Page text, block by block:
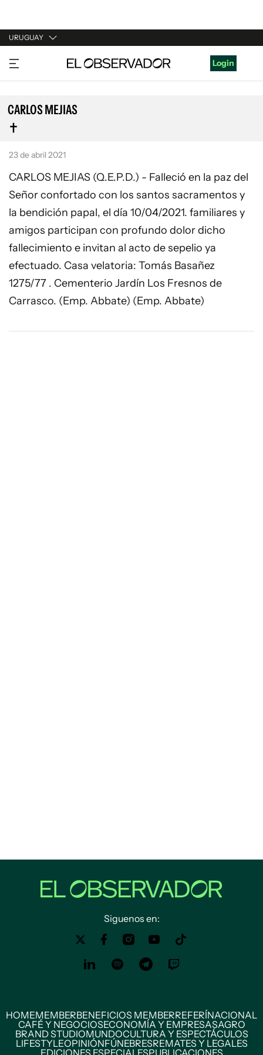
URUGUAY
URUGUAY
ARGENTINA
ESPAÑA
ESTADOS UNIDOS
Login
CARLOS MEJIAS
23 de abril 2021
CARLOS MEJIAS (Q.E.P.D.) - Falleció en la paz del
Señor confortado con los santos sacramentos y
la bendición papal, el día 10/04/2021. familiares y
amigos participan con profundo dolor dicho
fallecimiento e invitan al acto de sepelio ya
efectuado. Casa velatoria: Tomás Basañez
1275/77 . Cementerio Jardín Los Fresnos de
Carrasco. (Emp. Abbate) (Emp. Abbate)
Siguenos en:
HOMEMEMBERBENEFICIOS MEMBERREFERÍNACIONAL
CAFÉ Y NEGOCIOSECONOMÍA Y EMPRESASAGRO
BRAND STUDIOMUNDOCULTURA Y ESPECTÁCULOS
LIFESTYLEOPINIÓNFÚNEBRESREMATES Y LEGALES
EDICIONES ESPECIALESPUBLICACIONES